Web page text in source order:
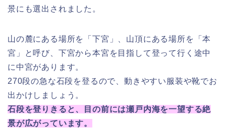
景にも選出されました。
山の麓にある場所を「下宮」、山頂にある場所を「本
宮」と呼び、下宮から本宮を目指して登って行く途中
に中宮があります。
270段の急な石段を登るので、動きやすい服装や靴でお
出かけしましょう。
石段を登りきると、目の前には瀬戸内海を一望する絶
景が広がっています。